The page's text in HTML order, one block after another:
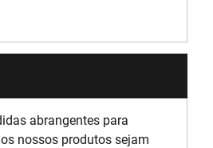
abrangentes para
nossos produtos sejam